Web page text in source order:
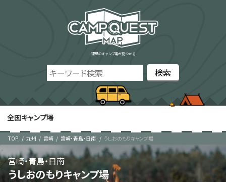
理想のキャンプ場が見つかる
全国キャンプ場
TOP 九州 宮崎 宮崎・青島・日南 うしおのもりキャンプ場
うしおのもりキャンプ場
宮崎・青島・日南